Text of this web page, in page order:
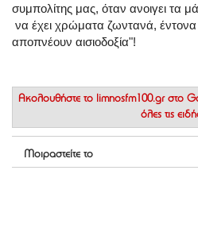
συμπολίτης μας, όταν ανοιγει τα
να έχει χρώματα ζωντανά, έντονα
αποπνέουν αισιοδοξία"!
Ακολουθήστε το limnosfm100.gr στο
όλες τις
Μοιραστείτε το